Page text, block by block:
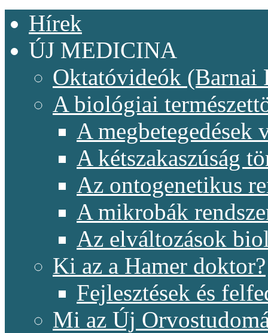
Hírek
ÚJ MEDICINA
Oktatóvideók (Barnai
A biológiai
A megbetegedések
A kétszakaszúság
Az ontogenetikus
A mikrobák
Az elváltozások
Ki az a Hamer doktor?
Fejlesztések és
Mi az Új